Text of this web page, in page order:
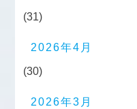
(31)
2026年4月
(30)
2026年3月